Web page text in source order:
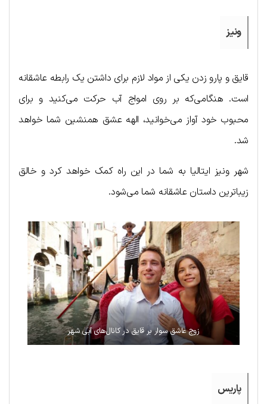
ونیز
قایق و پارو زدن یکی از مواد لازم برای داشتن یک رابطه عاشقانه
است. هنگامی‌که بر روی امواج آب حرکت می‌کنید و برای
محبوب خود آواز می‌خوانید، الهه عشق همنشین شما خواهد
شد.
شهر ونیز ایتالیا به شما در این راه کمک خواهد کرد و خالق
زیباترین داستان عاشقانه شما می‌شود.
زوج عاشق سوار بر قایق در کانال‌های آبی شهر
پاریس